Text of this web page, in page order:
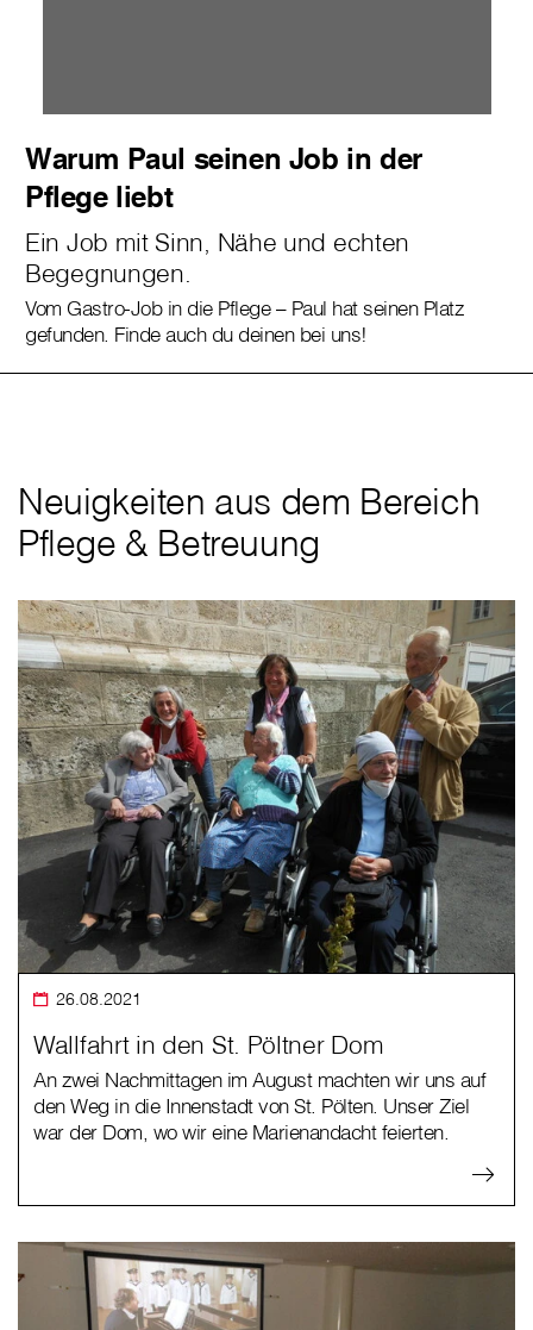
Warum Paul seinen Job in der
Pflege liebt
Ein Job mit Sinn, Nähe und echten
Begegnungen.
Vom Gastro-Job in die Pflege – Paul hat seinen Platz
gefunden. Finde auch du deinen bei uns!
Neuigkeiten aus dem Bereich
Pflege & Betreuung
26.08.2021
Wallfahrt in den St. Pöltner Dom
An zwei Nachmittagen im August machten wir uns auf
den Weg in die Innenstadt von St. Pölten. Unser Ziel
war der Dom, wo wir eine Marienandacht feierten.